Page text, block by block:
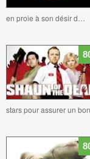
en proie à son désir d…
stars pour assurer un